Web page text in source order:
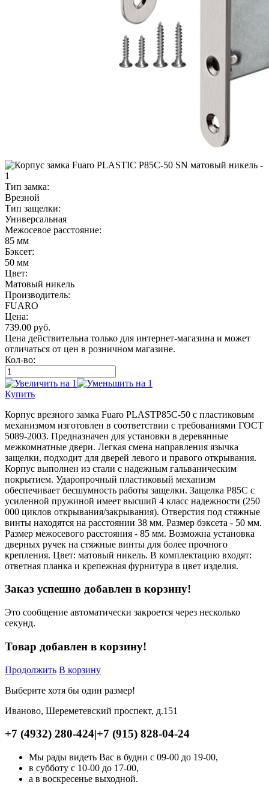
Тип замка:
Врезной
Тип защелки:
Универсальная
Межосевое расстояние:
85 мм
Бэксет:
50 мм
Цвет:
Матовый никель
Производитель:
FUARO
Цена:
739.00 руб.
Цена действительна только для интернет-магазина и может
отличаться от цен в розничном магазине.
Кол-во:
Купить
Корпус врезного замка Fuaro PLASTP85C-50 с пластиковым
механизмом изготовлен в соответствии с требованиями ГОСТ
5089-2003. Предназначен для установки в деревянные
межкомнатные двери. Легкая смена направления язычка
защелки, подходит для дверей левого и правого открывания.
Корпус выполнен из стали с надежным гальваническим
покрытием. Ударопрочный пластиковый механизм
обеспечивает бесшумность работы защелки. Защелка P85C с
усиленной пружиной имеет высший 4 класс надежности (250
000 циклов открывания/закрывания). Отверстия под стяжные
винты находятся на расстоянии 38 мм. Размер бэксета - 50 мм.
Размер межосевого расстояния - 85 мм. Возможна установка
дверных ручек на стяжные винты для более прочного
крепления. Цвет: матовый никель. В комплектацию входят:
ответная планка и крепежная фурнитура в цвет изделия.
Заказ успешно добавлен в корзину!
Это сообщение автоматически закроется через несколько
секунд.
Товар добавлен в корзину!
Продолжить В корзину
Выберите хотя бы один размер!
Иваново, Шереметевский проспект, д.151
+7 (4932) 280-424|+7 (915) 828-04-24
Мы рады видеть Вас в будни с 09-00 до 19-00,
в субботу с 10-00 до 17-00,
а в воскресенье выходной.